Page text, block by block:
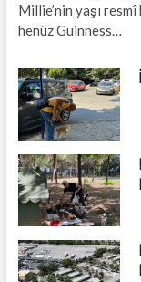
Millie’nin yaşı
henüz Guinness…